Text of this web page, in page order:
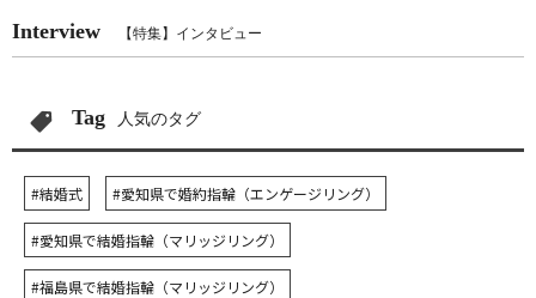
Interview 【特集】インタビュー
Tag 人気のタグ
#結婚式 #愛知県で婚約指輪（エンゲージリング）
#愛知県で結婚指輪（マリッジリング）
#福島県で結婚指輪（マリッジリング）